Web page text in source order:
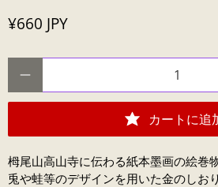
¥660 JPY
カートに追
栂尾山高山寺に伝わる紙本墨画の絵巻
兎や蛙等のデザインを用いた金のしおり